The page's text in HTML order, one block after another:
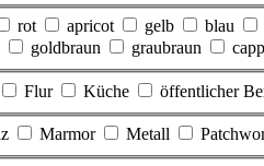
rot apricot gelb blau
goldbraun graubraun
Flur Küche öffentlicher
Marmor Metall